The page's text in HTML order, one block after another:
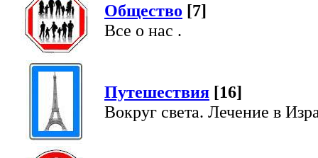
Общество [7]
Все о нас .
Путешествия [16]
Вокруг света. Лечение в